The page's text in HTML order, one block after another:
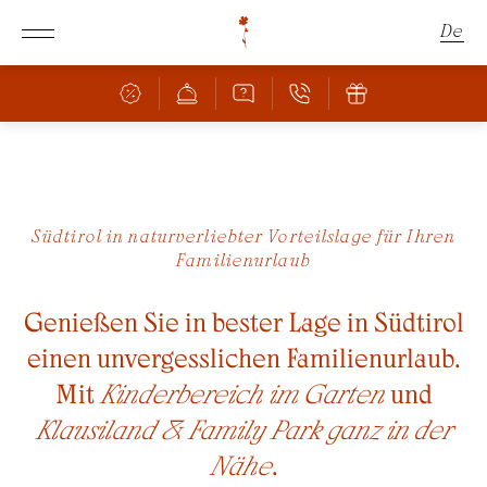
De
En
DAS SCHACHEN
HERRLICHE LAGE
Zimmer & Angebote
ZIMMER & PREISE
ANGEBOTE
INKLUSIVLEISTUNGEN
FAMILIE MIT KINDERN
BUCHUNGSINFOS
Südtirol in naturverliebter Vorteilslage für Ihren
Familienurlaub
Genießen Sie in bester Lage in Südtirol
einen unvergesslichen Familienurlaub.
MitKinderbereich im Gartenund
Klausiland & Family Park ganz in der
Nähe.